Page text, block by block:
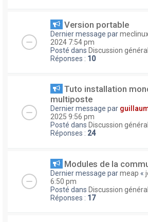
Version portable
Dernier message par
2024 7:54 pm
Posté dans Discussion
Réponses : 10
Tuto installation
multiposte
Dernier message par
2025 9:56 pm
Posté dans Discussion
Réponses : 24
Modules de la
Dernier message parmeap «
6:50 pm
Posté dans Discussion
Réponses : 17